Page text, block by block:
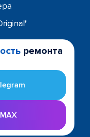
ремонта